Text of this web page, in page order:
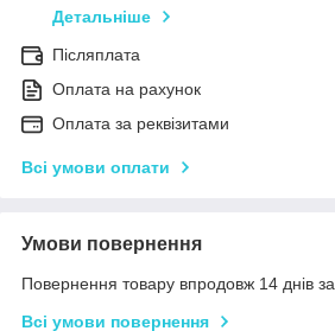
Детальніше
Післяплата
Оплата на рахунок
Оплата за реквізитами
Всі умови оплати
Умови повернення
Повернення товару впродовж 14 днів
Всі умови повернення